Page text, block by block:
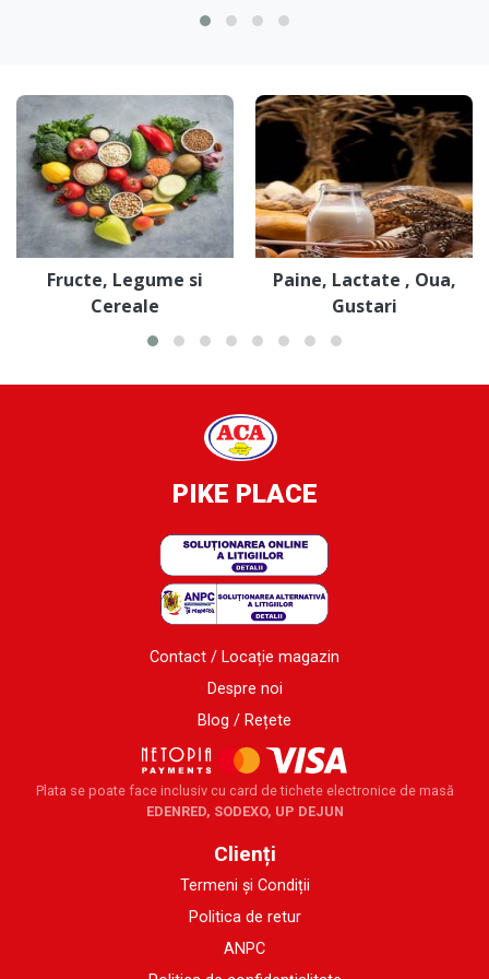
Fructe, Legume si
Cereale
Paine, Lactate , Oua,
Gustari
PIKE PLACE
Contact / Locație magazin
Despre noi
Blog / Rețete
Plata se poate face inclusiv cu card de tichete electronice de masă
EDENRED, SODEXO, UP DEJUN
Clienți
Termeni și Condiții
Politica de retur
ANPC